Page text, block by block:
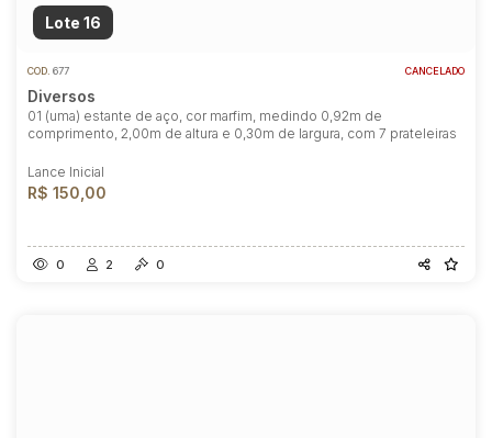
Lote 16
COD. 677 CANCELADO
Diversos
01 (uma) estante de aço, cor marfim, medindo 0,92m de
comprimento, 2,00m de altura e 0,30m de largura, com 7 prateleiras
Lance Inicial
R$ 150,00
0 2 0